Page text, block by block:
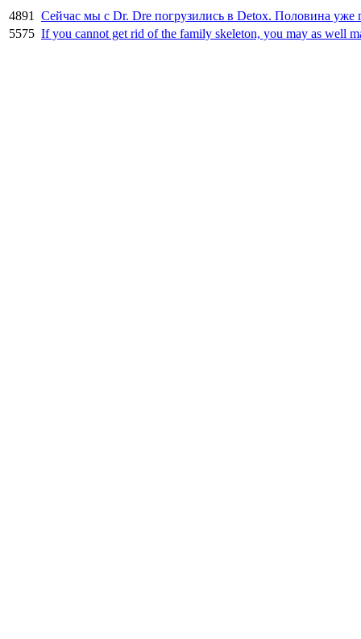
4891
Сейчас мы с Dr. Dre погрузились в Detox. Половина
5575 If you cannot get rid of the family skeleton, you may as well